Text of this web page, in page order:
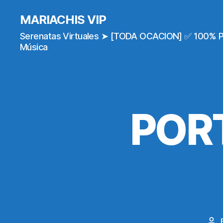
MARIACHIS VIP
Serenatas Virtuales ➤ [TODA OCACION] ✅ 100%
Música